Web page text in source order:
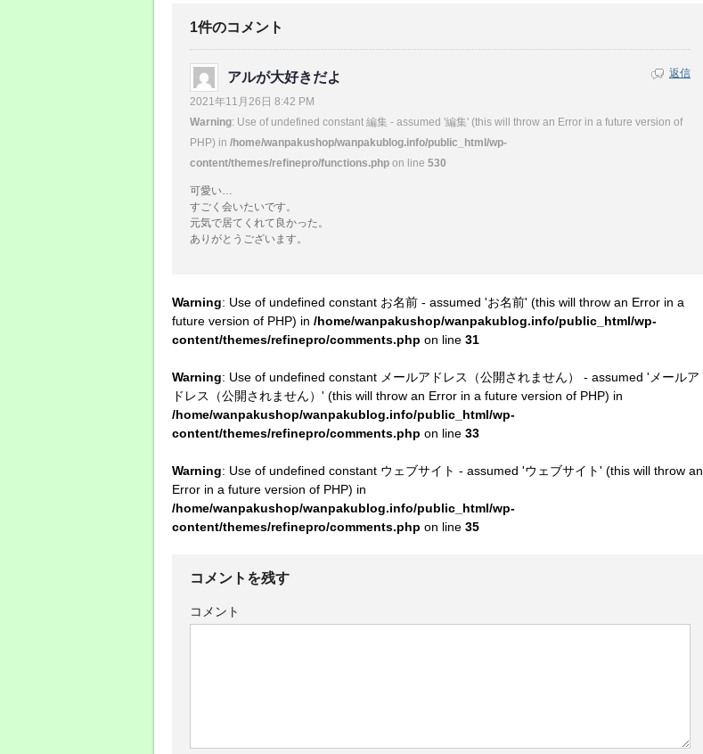
1件のコメント
アルが大好きだよ
2021年11月26日 8:42 PM
Warning: Use of undefined constant 編集 - assumed '編集' (this will throw an Error in a future version of
PHP) in /home/wanpakushop/wanpakublog.info/public_html/wp-
content/themes/refinepro/functions.php on line 530
可愛い…
すごく会いたいです。
元気で居てくれて良かった。
ありがとうございます。
返信
Warning: Use of undefined constant お名前 - assumed 'お名前' (this will throw an Error in a
future version of PHP) in /home/wanpakushop/wanpakublog.info/public_html/wp-
content/themes/refinepro/comments.php on line 31
Warning: Use of undefined constant メールアドレス（公開されません） - assumed 'メールア
ドレス（公開されません）' (this will throw an Error in a future version of PHP) in
/home/wanpakushop/wanpakublog.info/public_html/wp-
content/themes/refinepro/comments.php on line 33
Warning: Use of undefined constant ウェブサイト - assumed 'ウェブサイト' (this will throw an
Error in a future version of PHP) in
/home/wanpakushop/wanpakublog.info/public_html/wp-
content/themes/refinepro/comments.php on line 35
コメントを残す
コメント